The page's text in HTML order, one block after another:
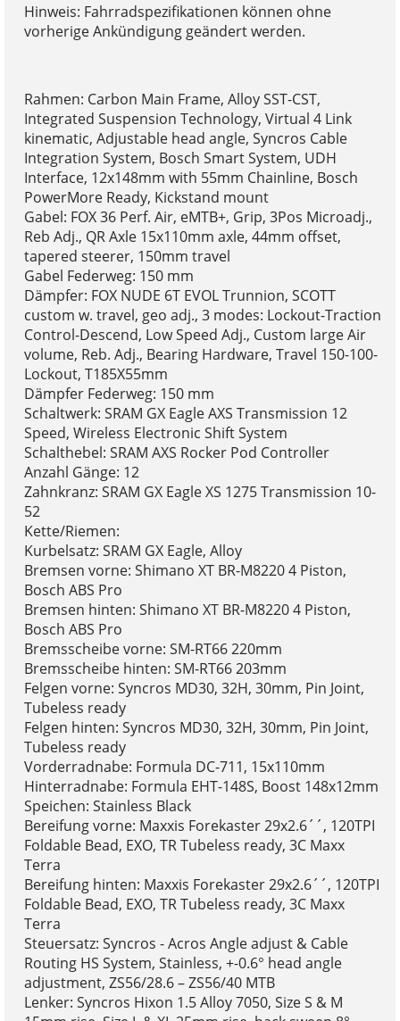
Hinweis: Fahrradspezifikationen können ohne
vorherige Ankündigung geändert werden.
Rahmen: Carbon Main Frame, Alloy SST-CST,
Integrated Suspension Technology, Virtual 4 Link
kinematic, Adjustable head angle, Syncros Cable
Integration System, Bosch Smart System, UDH
Interface, 12x148mm with 55mm Chainline, Bosch
PowerMore Ready, Kickstand mount
Gabel: FOX 36 Perf. Air, eMTB+, Grip, 3Pos Microadj.,
Reb Adj., QR Axle 15x110mm axle, 44mm offset,
tapered steerer, 150mm travel
Gabel Federweg: 150 mm
Dämpfer: FOX NUDE 6T EVOL Trunnion, SCOTT
custom w. travel, geo adj., 3 modes: Lockout-Traction
Control-Descend, Low Speed Adj., Custom large Air
volume, Reb. Adj., Bearing Hardware, Travel 150-100-
Lockout, T185X55mm
Dämpfer Federweg: 150 mm
Schaltwerk: SRAM GX Eagle AXS Transmission 12
Speed, Wireless Electronic Shift System
Schalthebel: SRAM AXS Rocker Pod Controller
Anzahl Gänge: 12
Zahnkranz: SRAM GX Eagle XS 1275 Transmission 10-
52
Kette/Riemen:
Kurbelsatz: SRAM GX Eagle, Alloy
Bremsen vorne: Shimano XT BR-M8220 4 Piston,
Bosch ABS Pro
Bremsen hinten: Shimano XT BR-M8220 4 Piston,
Bosch ABS Pro
Bremsscheibe vorne: SM-RT66 220mm
Bremsscheibe hinten: SM-RT66 203mm
Felgen vorne: Syncros MD30, 32H, 30mm, Pin Joint,
Tubeless ready
Felgen hinten: Syncros MD30, 32H, 30mm, Pin Joint,
Tubeless ready
Vorderradnabe: Formula DC-711, 15x110mm
Hinterradnabe: Formula EHT-148S, Boost 148x12mm
Speichen: Stainless Black
Bereifung vorne: Maxxis Forekaster 29x2.6´´, 120TPI
Foldable Bead, EXO, TR Tubeless ready, 3C Maxx
Terra
Bereifung hinten: Maxxis Forekaster 29x2.6´´, 120TPI
Foldable Bead, EXO, TR Tubeless ready, 3C Maxx
Terra
Steuersatz: Syncros - Acros Angle adjust & Cable
Routing HS System, Stainless, +-0.6° head angle
adjustment, ZS56/28.6 – ZS56/40 MTB
Lenker: Syncros Hixon 1.5 Alloy 7050, Size S & M